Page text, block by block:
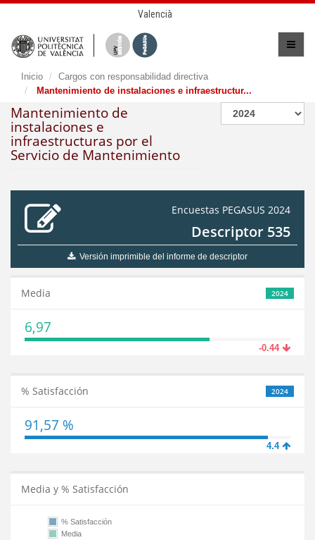
Valencià
Inicio
Cargos con responsabilidad directiva
Mantenimiento de instalaciones e infraestructur...
Mantenimiento de
instalaciones e
infraestructuras por el
Servicio de Mantenimiento
Encuestas PEGASUS 2024
Descriptor 535
Versión imprimible del informe de descriptor
2024
Media
6,97
-0.44
2024
% Satisfacción
91,57 %
4.4
Media y % Satisfacción
% Satisfacción
Media